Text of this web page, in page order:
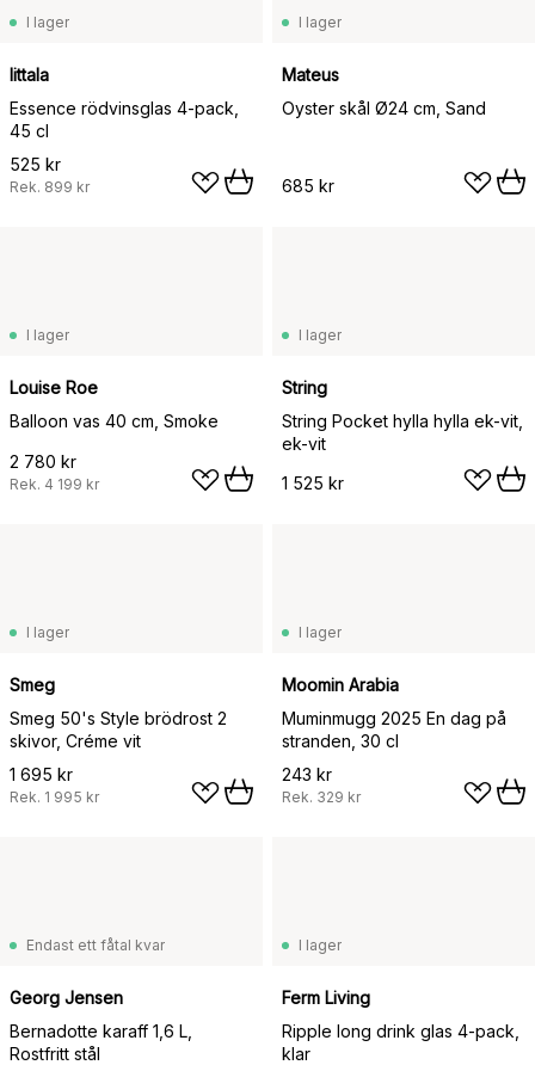
I lager
Iittala
Essence rödvinsglas 4-pack,
45 cl
525 kr
Rek. 899 kr
I lager
Mateus
Oyster skål Ø24 cm, Sand
685 kr
I lager
Louise Roe
Balloon vas 40 cm, Smoke
2 780 kr
Rek. 4 199 kr
I lager
String
String Pocket hylla hylla ek-vit,
ek-vit
1 525 kr
I lager
Smeg
Smeg 50's Style brödrost 2
skivor, Créme vit
1 695 kr
Rek. 1 995 kr
I lager
Moomin Arabia
Muminmugg 2025 En dag på
stranden, 30 cl
243 kr
Rek. 329 kr
Endast ett fåtal kvar
Georg Jensen
Bernadotte karaff 1,6 L,
Rostfritt stål
I lager
Ferm Living
Ripple long drink glas 4-pack,
klar